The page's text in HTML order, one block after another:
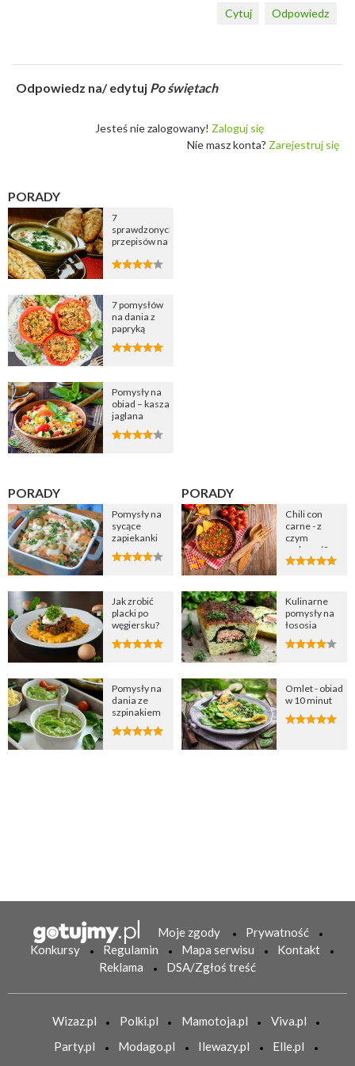
Odpowiedz
Cytuj
Odpowiedz na/ edytuj Po świętach
Jesteś nie zalogowany! Zaloguj się
Nie masz konta? Zarejestruj się
PORADY
7
sprawdzonych
przepisów na
cebulową
7 pomysłów
na dania z
papryką
Pomysły na
obiad – kasza
jaglana
PORADY
Pomysły na
sycące
zapiekanki
Jak zrobić
placki po
węgiersku?
Pomysły na
dania ze
szpinakiem
PORADY
Chili con
carne - z
czym
podawać?
Kulinarne
pomysły na
łososia
Omlet - obiad
w 10 minut
Moje zgody
Prywatność
Konkursy
Regulamin Mapa serwisu
Kontakt
Reklama
DSA/Zgłoś treść
Wizaz.pl Polki.pl Mamotoja.pl
Viva.pl
Party.pl
Modago.pl Ilewazy.pl
Elle.pl